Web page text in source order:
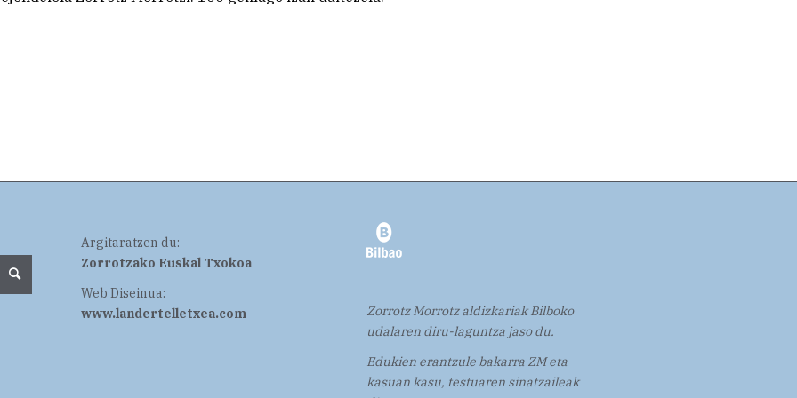
Argitaratzen du:
Zorrotzako Euskal Txokoa
Web Diseinua:
www.landertelletxea.com
Zorrotz Morrotz aldizkariak Bilboko
udalaren diru-laguntza jaso du.
Edukien erantzule bakarra ZM eta
kasuan kasu, testuaren sinatzaileak